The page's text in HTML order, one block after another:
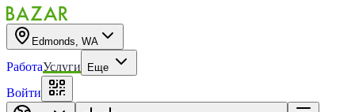
Edmonds, WA
РаботаУслуги Еще
Войти